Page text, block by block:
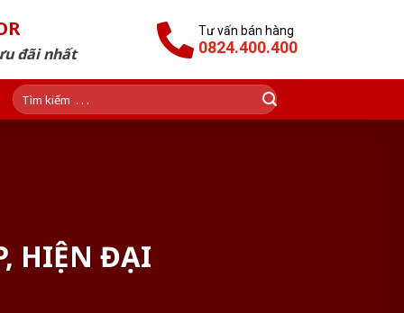
đãi nhất
Tư vấn bán hàng
0824.400.400
Tìm
kiếm:
HIỆN ĐẠI